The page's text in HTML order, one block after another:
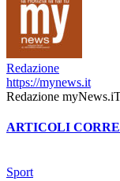
Redazione
https://mynews.it
Redazione
ARTICOLI
Sport